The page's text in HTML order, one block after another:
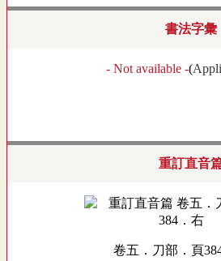
書法字彙
- Not available -(
重訂直音
卷五．刀部．頁